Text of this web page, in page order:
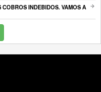
INDEBIDOS. VAMOS A